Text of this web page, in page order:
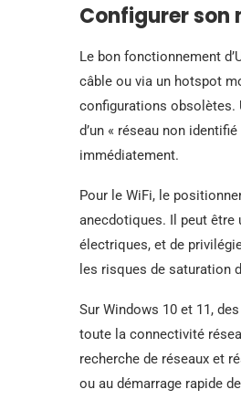
Configurer son
Le bon fonctionnement
câble ou via un hotspot
configurations obsolètes.
d’un « réseau non
immédiatement.
Pour le WiFi, le
anecdotiques. Il peut être
électriques, et de
les risques de saturation
Sur Windows 10 et 11,
toute la connectivité
recherche de réseaux et
ou au démarrage rapide